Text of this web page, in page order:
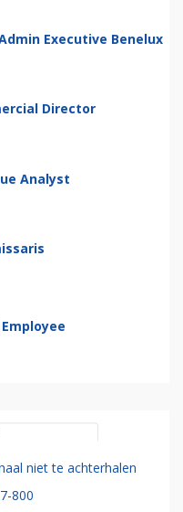
Executive Benelux
Director
Analyst
niet te achterhalen
800